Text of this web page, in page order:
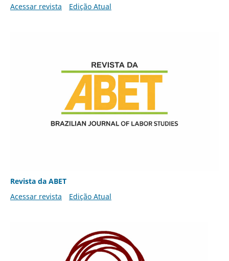
Acessar revista Edição Atual
Revista da ABET
Acessar revista
Edição Atual